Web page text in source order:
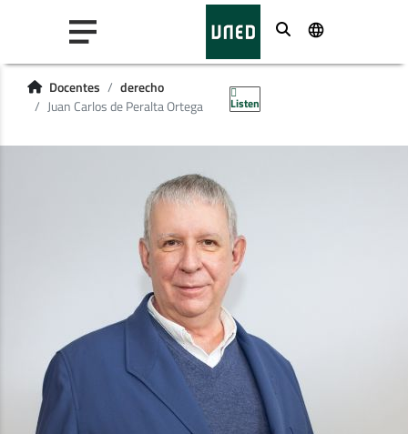
Buscar
Docentes
derecho
Juan Carlos de Peralta Ortega
Listen